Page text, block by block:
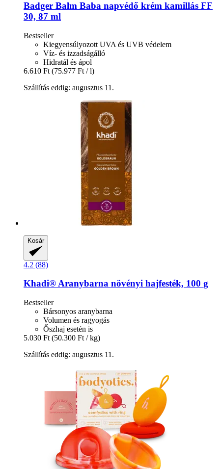
Badger Balm Baba napvédő krém kamillás FF
30, 87 ml
Bestseller
Kiegyensúlyozott UVA és UVB védelem
Víz- és izzadságálló
Hidratál és ápol
6.610 Ft (75.977 Ft / l)
Szállítás eddig: augusztus 11.
Kosár
4.2 (88)
Khadi®Aranybarna növényi hajfesték, 100 g
Bestseller
Bársonyos aranybarna
Volumen és ragyogás
Őszhaj esetén is
5.030 Ft (50.300 Ft / kg)
Szállítás eddig: augusztus 11.